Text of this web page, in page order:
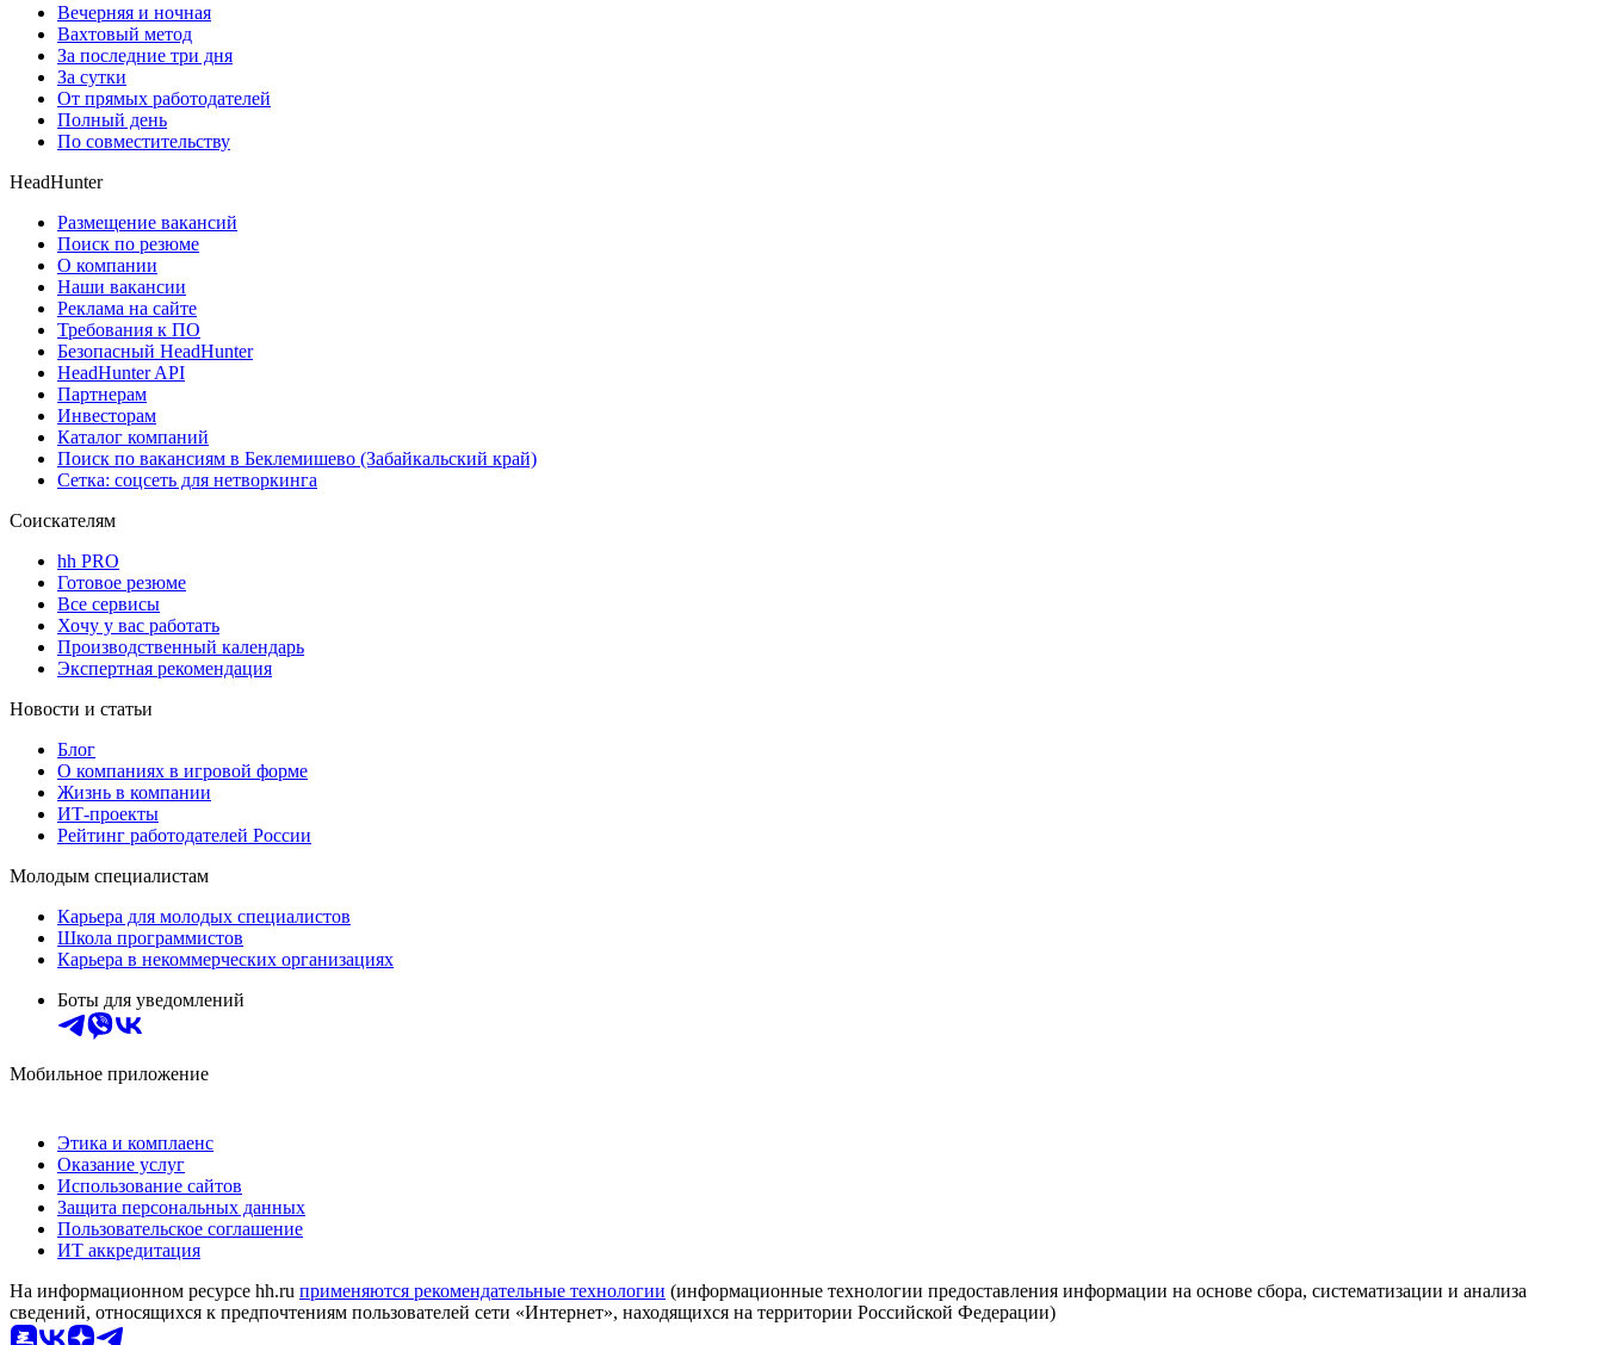
Вечерняя и ночная
Вахтовый метод
За последние три дня
За сутки
От прямых работодателей
Полный день
По совместительству
HeadHunter
Размещение вакансий
Поиск по резюме
О компании
Наши вакансии
Реклама на сайте
Требования к ПО
Безопасный HeadHunter
HeadHunter API
Партнерам
Инвесторам
Каталог компаний
Поиск по вакансиям в Беклемишево (Забайкальский край)
Сетка: соцсеть для нетворкинга
Соискателям
hh PRO
Готовое резюме
Все сервисы
Хочу у вас работать
Производственный календарь
Экспертная рекомендация
Новости и статьи
Блог
О компаниях в игровой форме
Жизнь в компании
ИТ-проекты
Рейтинг работодателей России
Молодым специалистам
Карьера для молодых специалистов
Школа программистов
Карьера в некоммерческих организациях
Боты для уведомлений
Мобильное приложение
Этика и комплаенс
Оказание услуг
Использование сайтов
Защита персональных данных
Пользовательское соглашение
ИТ аккредитация
На информационном ресурсе hh.ru применяются рекомендательные технологии (информационные технологии предоставления информации на основе сбора, систематизации и анализа
сведений, относящихся к предпочтениям пользователей сети «Интернет», находящихся на территории Российской Федерации)